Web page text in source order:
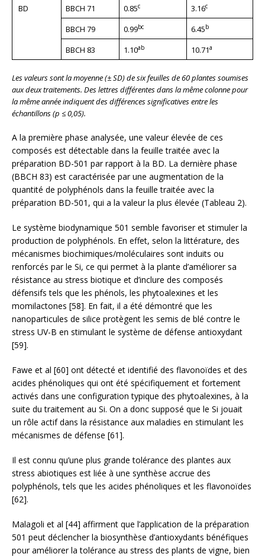
BD BBCH 71 0.85c 3.16c
BBCH 79 0.99bc 6.45b
BBCH 83 1.10ab 10.71a
Les valeurs sont la moyenne (± SD) de six feuilles de 60 plantes soumises
aux deux traitements. Des lettres différentes dans la même colonne pour
la même année indiquent des différences significatives entre les
échantillons (p ≤ 0,05).
A la première phase analysée, une valeur élevée de ces
composés est détectable dans la feuille traitée avec la
préparation BD-501 par rapport à la BD. La dernière phase
(BBCH 83) est caractérisée par une augmentation de la
quantité de polyphénols dans la feuille traitée avec la
préparation BD-501, qui a la valeur la plus élevée (Tableau 2).
Le système biodynamique 501 semble favoriser et stimuler la
production de polyphénols. En effet, selon la littérature, des
mécanismes biochimiques/moléculaires sont induits ou
renforcés par le Si, ce qui permet à la plante d’améliorer sa
résistance au stress biotique et d’inclure des composés
défensifs tels que les phénols, les phytoalexines et les
momilactones [58]. En fait, il a été démontré que les
nanoparticules de silice protègent les semis de blé contre le
stress UV-B en stimulant le système de défense antioxydant
[59].
Fawe et al [60] ont détecté et identifié des flavonoïdes et des
acides phénoliques qui ont été spécifiquement et fortement
activés dans une configuration typique des phytoalexines, à la
suite du traitement au Si. On a donc supposé que le Si jouait
un rôle actif dans la résistance aux maladies en stimulant les
mécanismes de défense [61].
Il est connu qu’une plus grande tolérance des plantes aux
stress abiotiques est liée à une synthèse accrue des
polyphénols, tels que les acides phénoliques et les flavonoïdes
[62].
Malagoli et al [44] affirment que l’application de la préparation
501 peut déclencher la biosynthèse d’antioxydants bénéfiques
pour améliorer la tolérance au stress des plants de vigne, bien